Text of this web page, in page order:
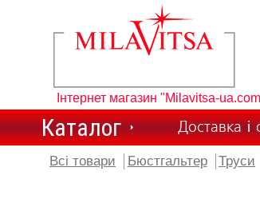
Інтернет магазин "Milavitsa-
Каталог Доставка і
Всі товари Бюстгальтер Труси